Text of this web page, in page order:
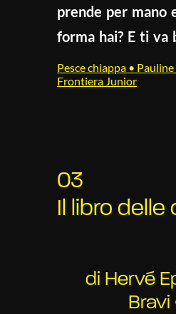
prende per mano
forma hai? E ti va
Pesce chiappa •
Frontiera Junior
03
Il libro delle
di Hervé
Bravi